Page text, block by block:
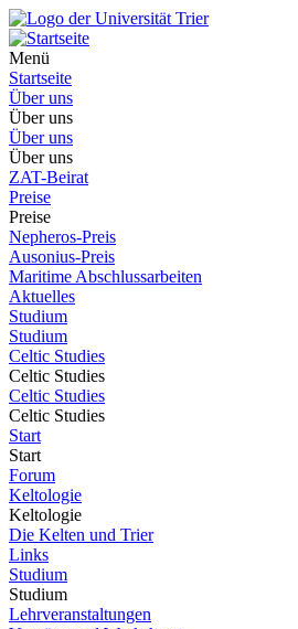
Menü
Startseite
Über uns
Über uns
Über uns
Über uns
ZAT-Beirat
Preise
Preise
Nepheros-Preis
Ausonius-Preis
Maritime Abschlussarbeiten
Aktuelles
Studium
Studium
Celtic Studies
Celtic Studies
Celtic Studies
Celtic Studies
Start
Start
Forum
Keltologie
Keltologie
Die Kelten und Trier
Links
Studium
Studium
Lehrveranstaltungen